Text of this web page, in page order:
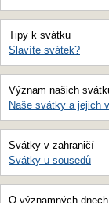
Tipy k svátku
Slavíte svátek?
Význam našich
Naše svátky a jejich
Svátky v zahraničí
Svátky u sousedů
O významných dnech